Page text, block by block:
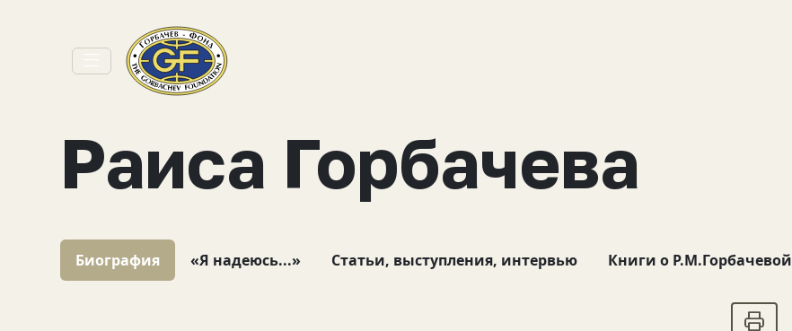
Раиса Горбачева
Биография «Я надеюсь...» Статьи, выступления, интервью Книги о Р.М.Горбачевой